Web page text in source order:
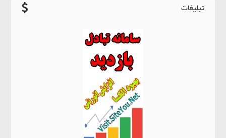
تبلیغات